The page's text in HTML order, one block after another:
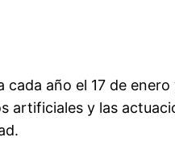
año el 17 de
artificiales y las